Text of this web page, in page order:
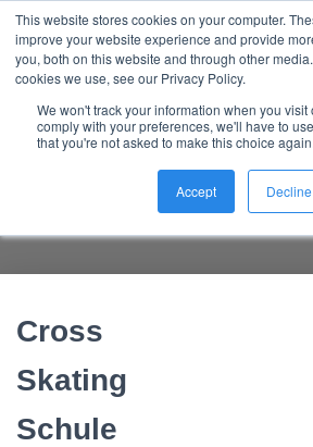
This website stores cookies on your computer.
improve your website experience and provide
you, both on this website and through other
cookies we use, see our Privacy Policy.
We won't track your information when you visit
comply with your preferences, we'll have to
that you're not asked to make this choice again.
Accept Decline
Nordic Sports Reutlingen
outdoor ist in
Cross Skating
Ergebnisse
Cross
Skating
Schule